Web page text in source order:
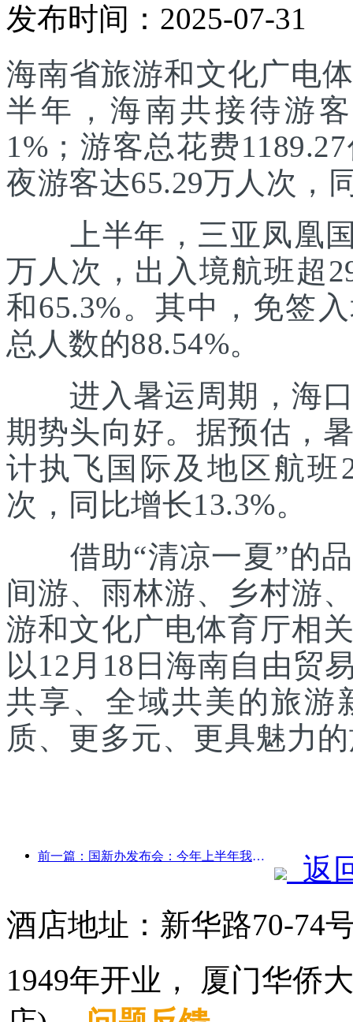
发布时间：2025-07-31
海南省旅游和文化广电
半年，海南共接待游
1%；游客总花费
夜游客达65.29万人次，
上半年，三亚凤凰国
万人次，出入境航班超
和65.3%。其中，免签
总人数的88.54%。
进入暑运周期，海口
期势头向好。据预估，
计执飞国际及地区航班
次，同比增长13.3%。
借助“清凉一夏”的品
间游、雨林游、乡村游
游和文化广电体育厅相
以12月18日海南自由贸
共享、全域共美的旅游
质、更多元、更具魅力
前一篇：国新办发布会：今年上半年我国跨境旅行收入增长42%
返
酒店地址：新华路70-74
1949年开业， 厦门华侨